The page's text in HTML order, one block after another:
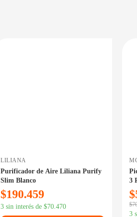
LILIANA
Purificador de Aire Liliana Purify
Slim Blanco
$190.459
3 sin interés de $70.470
3
$
$
3